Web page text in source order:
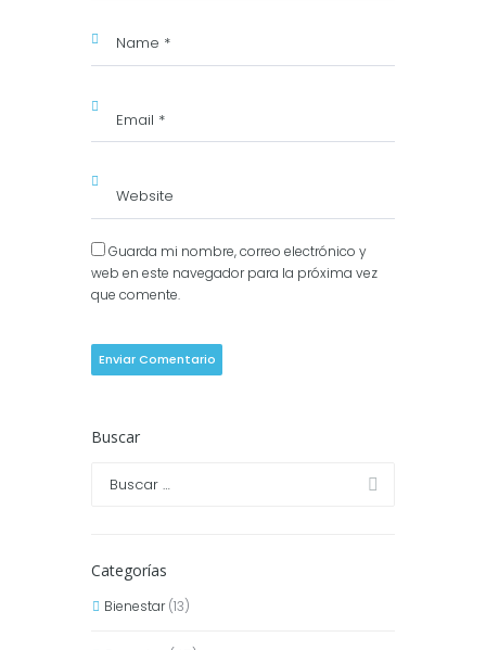
Guarda mi nombre, correo electrónico y
web en este navegador para la próxima vez
que comente.
Buscar
Categorías
Bienestar(13)